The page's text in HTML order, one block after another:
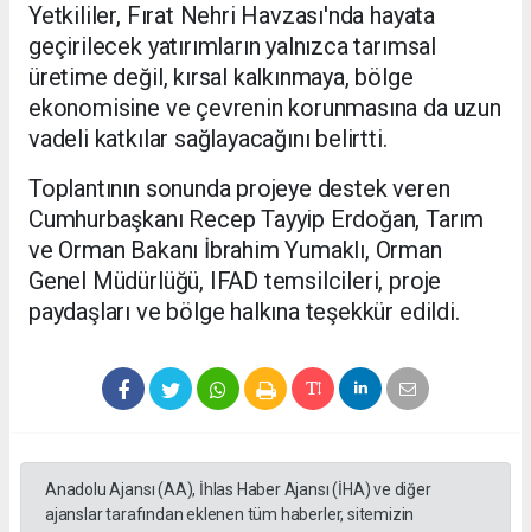
Yetkililer, Fırat Nehri Havzası'nda hayata
geçirilecek yatırımların yalnızca tarımsal
üretime değil, kırsal kalkınmaya, bölge
ekonomisine ve çevrenin korunmasına da uzun
vadeli katkılar sağlayacağını belirtti.
Toplantının sonunda projeye destek veren
Cumhurbaşkanı Recep Tayyip Erdoğan, Tarım
ve Orman Bakanı İbrahim Yumaklı, Orman
Genel Müdürlüğü, IFAD temsilcileri, proje
paydaşları ve bölge halkına teşekkür edildi.
Anadolu Ajansı (AA), İhlas Haber Ajansı (İHA) ve diğer
ajanslar tarafından eklenen tüm haberler, sitemizin